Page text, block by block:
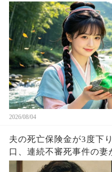
豪へ成り上がる！
2026/08/04
夫の死亡保険金が3度下
口、連続不審死事件の妻